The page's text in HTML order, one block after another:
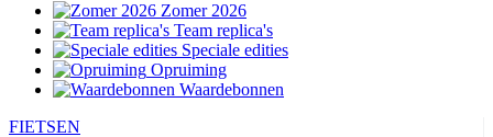
Zomer 2026
Team replica's
Speciale edities
Opruiming
Waardebonnen
FIETSEN